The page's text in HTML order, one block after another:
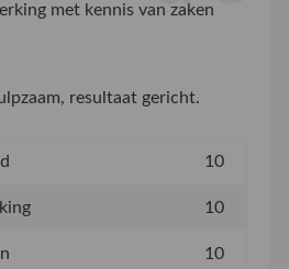
met kennis van zaken
resultaat gericht.
10
10
10